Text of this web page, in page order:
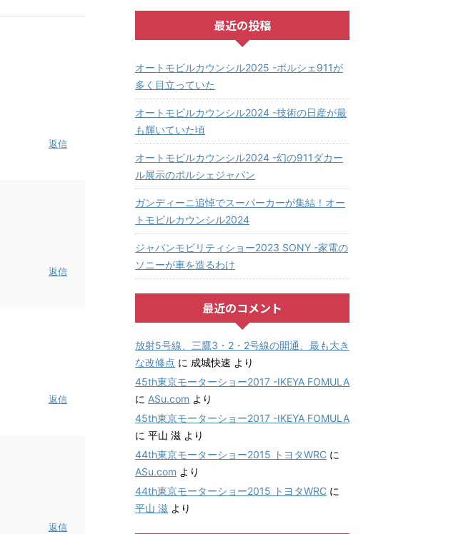
返信
返信
返信
返信
最近の投稿
オートモビルカウンシル2025 -ポルシェ911が
多く目立っていた
オートモビルカウンシル2024 -技術の日産が最
も輝いていた頃
オートモビルカウンシル2024 -幻の911ダカー
ル展示のポルシェジャパン
ガンディーニ追悼でスーパーカーが集結！オー
トモビルカウンシル2024
ジャパンモビリティショー2023 SONY -家電の
ソニーが車を造るわけ
最近のコメント
放射5号線、三鷹3・2・2号線の開通、最も大き
な改修点 に 成城快速 より
45th東京モーターショー2017 -IKEYA FOMULA
に ASu.com より
45th東京モーターショー2017 -IKEYA FOMULA
に 平山 滋 より
44th東京モーターショー2015 トヨタWRC に
ASu.com より
44th東京モーターショー2015 トヨタWRC に
平山 滋 より